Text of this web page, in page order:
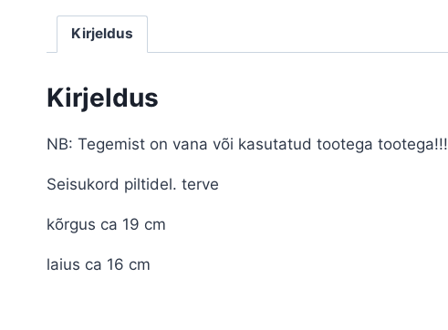
Kirjeldus
Kirjeldus
NB: Tegemist on vana või kasutatud tootega tootega!!!
Seisukord piltidel. terve
kõrgus ca 19 cm
laius ca 16 cm